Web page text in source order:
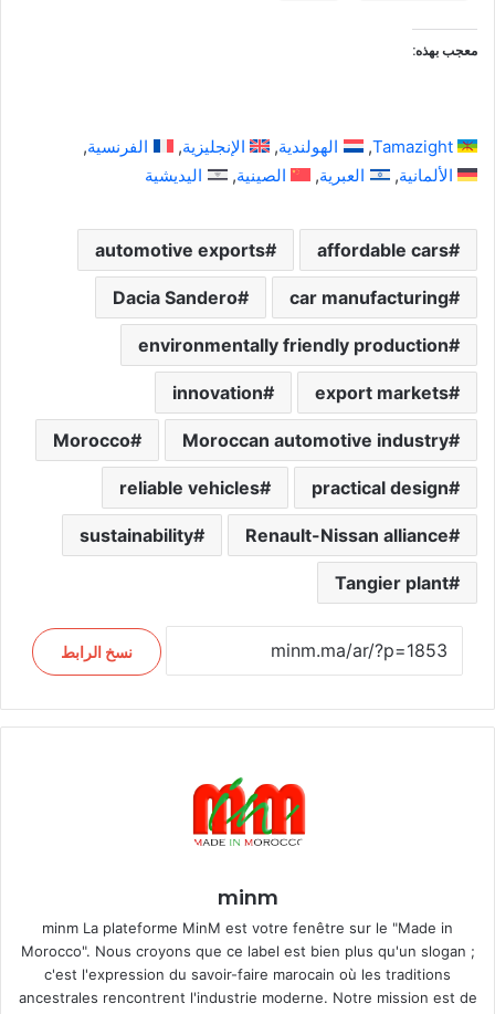
معجب بهذه:
Tamazight الهولندية الإنجليزية
الفرنسية
الألمانية
العبرية الصينية اليديشية
affordable cars
automotive exports
car manufacturing
Dacia Sandero
environmentally friendly production
export markets
innovation
Moroccan automotive industry
Morocco
practical design
reliable vehicles
Renault-Nissan alliance
sustainability
Tangier plant
نسخ الرابط
minm
minm La plateforme MinM est votre fenêtre sur le "Made in
Morocco". Nous croyons que ce label est bien plus qu'un slogan ;
c'est l'expression du savoir-faire marocain où les traditions
ancestrales rencontrent l'industrie moderne. Notre mission est de